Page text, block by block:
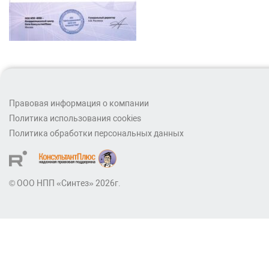
Правовая информация о компании
Политика использования cookies
Политика обработки персональных данных
© ООО НПП «Синтез» 2026г.